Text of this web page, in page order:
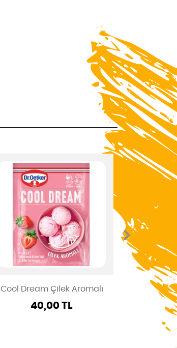
Cool Dream Çilek Aromalı
40,00 TL
Kaşık